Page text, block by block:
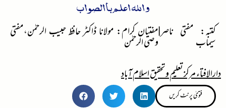
واللہ اعلم باالصواب
کتبہ: مفتی ناصر
سیماب
|مفتیان کرام: مولانا ڈاکٹر حافظ حبیب الرحمٰن،مفتی
وصی الرحمٰن
دارالافتاء مرکز تعلیم وتحقیق اسلام آباد
فتویٰ پرنٹ کریں